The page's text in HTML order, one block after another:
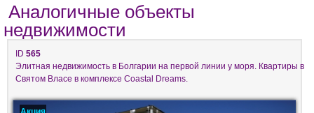
Аналогичные объекты
недвижимости
ID 565
Элитная недвижимость в Болгарии на первой линии у моря. Квартиры в
Святом Власе в комплексе Coastal Dreams.
Акция